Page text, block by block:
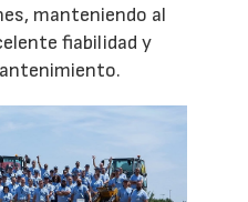
manteniendo al
fiabilidad y